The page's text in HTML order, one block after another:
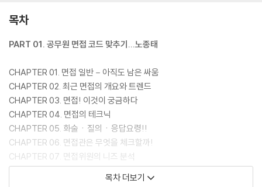
변을 제시하였다.
목차
PART 01. 공무원 면접 코드 맞추기...노종태
CHAPTER 01. 면접 일반－아직도 남은 싸움
CHAPTER 02. 최근 면접의 개요와 트렌드
CHAPTER 03. 면접! 이것이 궁금하다
CHAPTER 04. 면접의 테크닉
CHAPTER 05. 화술ㆍ질의ㆍ응답요령!!
CHAPTER 06. 면접관은 무엇을 체크할까!
CHAPTER 07. 면접위원의 니즈 분석
CHAPTER 08. 담당자가 직접 들려준 공무원 면접의 기술
목차 더보기